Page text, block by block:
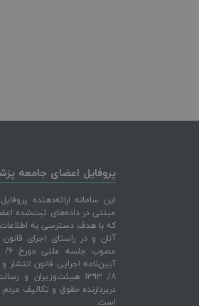
پروفایل اعضای جامعه
این سامانه ارائه‌دهنده
مبتنی در داده‌های ثبت‌شده
که با هدف دسترسی به
آنان و در راستای اجرای
۸/ ۱۳۹۳ هیئت‌وزیران و
دربردارنده حقوق و تکالیف
است.